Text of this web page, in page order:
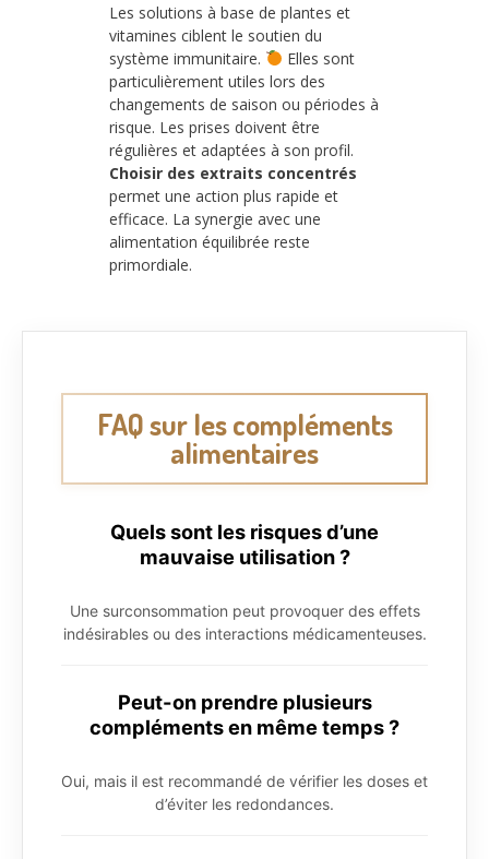
Les solutions à base de plantes et
vitamines ciblent le soutien du
système immunitaire.
Elles sont
particulièrement utiles lors des
changements de saison ou périodes à
risque. Les prises doivent être
régulières et adaptées à son profil.
Choisir des extraits concentrés
permet une action plus rapide et
efficace. La synergie avec une
alimentation équilibrée reste
primordiale.
FAQ sur les compléments
alimentaires
Quels sont les risques d’une
mauvaise utilisation ?
Une surconsommation peut provoquer des effets
indésirables ou des interactions médicamenteuses.
Peut-on prendre plusieurs
compléments en même temps ?
Oui, mais il est recommandé de vérifier les doses et
d’éviter les redondances.